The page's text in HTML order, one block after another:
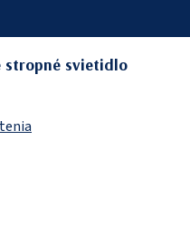
stropné svietidlo